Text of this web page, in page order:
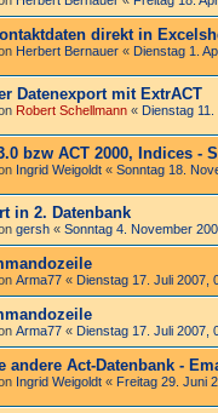
direkt in
Herbert Bernauer « Dienstag 1.
Datenexport mit ExtrACT
Robert Schellmann « Dienstag
bzw ACT 2000, Indices -
Ingrid Weigoldt « Sonntag 18.
in 2. Datenbank
gersh « Sonntag 4. November
Arma77 « Dienstag 17. Juli 2007,
Arma77 « Dienstag 17. Juli 2007,
andere Act-Datenbank -
Ingrid Weigoldt « Freitag 29. Juni